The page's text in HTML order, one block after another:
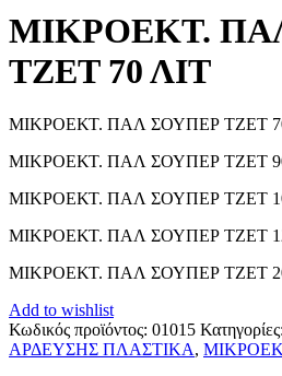
ΜΙΚΡΟΕΚΤ.
ΤΖΕΤ 70 ΛΙΤ
ΜΙΚΡΟΕΚΤ. ΠΑΛ ΣΟΥΠΕΡ ΤΖΕΤ
ΜΙΚΡΟΕΚΤ. ΠΑΛ ΣΟΥΠΕΡ ΤΖΕΤ
ΜΙΚΡΟΕΚΤ. ΠΑΛ ΣΟΥΠΕΡ ΤΖΕΤ
ΜΙΚΡΟΕΚΤ. ΠΑΛ ΣΟΥΠΕΡ ΤΖΕΤ
ΜΙΚΡΟΕΚΤ. ΠΑΛ ΣΟΥΠΕΡ ΤΖΕΤ
Add to wishlist
Κωδικός προϊόντος: 01015 Κατηγορίες:
ΑΡΔΕΥΣΗΣ ΠΛΑΣΤΙΚΑ,